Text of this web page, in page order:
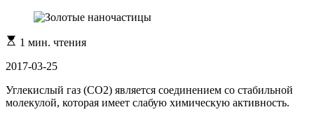
Расчетное
чтения
1 мин. чтения
2017-03-25
Углекислый газ (CO2) является соединением со стабильной
молекулой, которая имеет слабую химическую активность.